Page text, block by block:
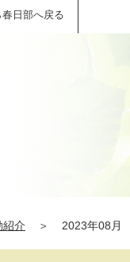
日部へ戻る
紹介 ＞ 2023年08月